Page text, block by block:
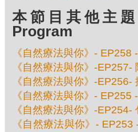
本節目其他主
Program
《自然療法與你》- EP258
《自然療法與你》-
《自然療法與你》-
《自然療法與你》-
《自然療法與你》-
《自然療法與你》-